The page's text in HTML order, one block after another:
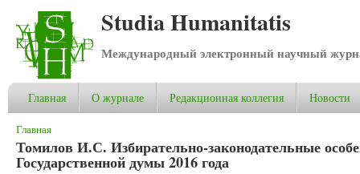
Studia Humanitatis
Международный электронный научный
Главная О журнале Редакционная коллегия Новости
Вы здесь
Главная
Томилов И.С. Избирательно-законодательные
Государственной думы 2016 года